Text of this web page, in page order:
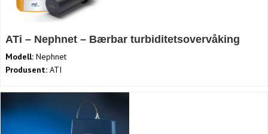
ATi – Nephnet – Bærbar turbiditetsovervåking
Modell: Nephnet
Produsent: ATI